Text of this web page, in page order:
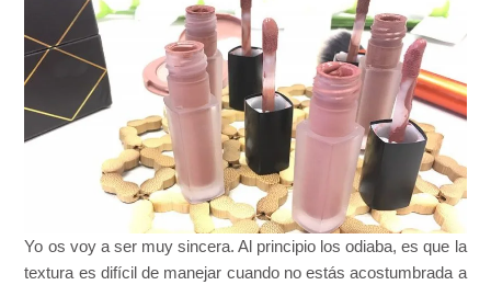
Yo os voy a ser muy sincera. Al principio los odiaba, es que la
textura es difícil de manejar cuando no estás acostumbrada a